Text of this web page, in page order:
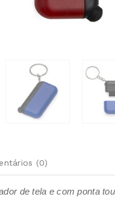
(0)
de tela e com ponta